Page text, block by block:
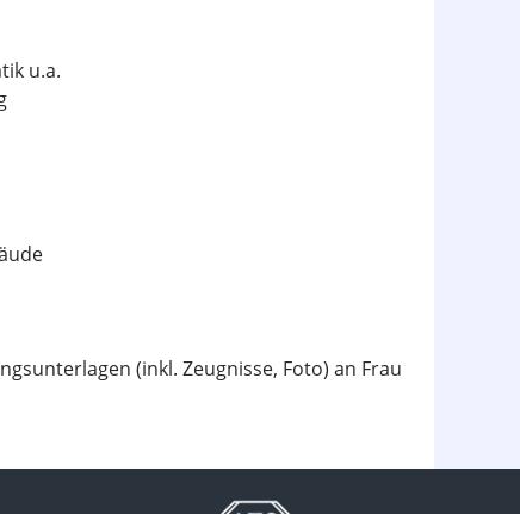
u.a.
(inkl. Zeugnisse, Foto) an Frau